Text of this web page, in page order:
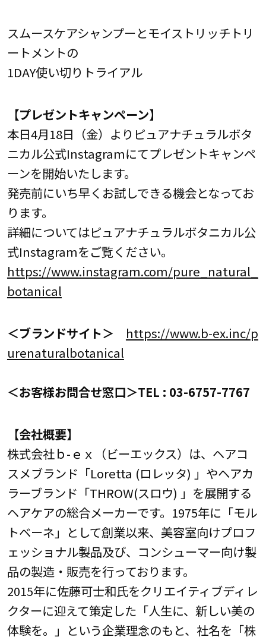
スムースケアシャンプーとモイストリッチトリ
ートメントの
1DAY使い切りトライアル
【プレゼントキャンペーン】
本日4月18日（金）よりピュアナチュラルボタ
ニカル公式Instagramにてプレゼントキャンペ
ーンを開始いたします。
発売前にいち早くお試しできる機会となってお
ります。
詳細についてはピュアナチュラルボタニカル公
式Instagramをご覧ください。
https://www.instagram.com/pure_natural_
botanical
＜ブランドサイト＞ https://www.b-ex.inc/p
urenaturalbotanical
＜お客様お問合せ窓口＞TEL : 03-6757-7767
【会社概要】
株式会社ｂ-ｅｘ（ビーエックス）は、ヘアコ
スメブランド「Loretta (ロレッタ) 」やヘアカ
ラーブランド「THROW(スロウ) 」を展開する
ヘアケアの総合メーカーです。1975年に「モル
トベーネ」として創業以来、美容室向けプロフ
ェッショナル製品及び、コンシューマー向け製
品の製造・販売を行っております。
2015年に佐藤可士和氏をクリエイティブディレ
クターに迎えて策定した「人生に、新しい美の
体験を。」という企業理念のもと、社名を「株